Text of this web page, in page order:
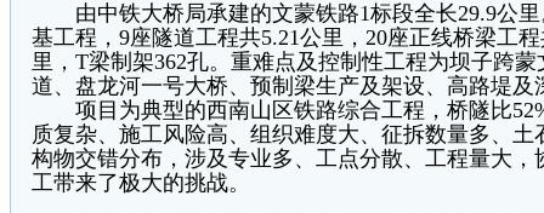
由中铁大桥局承建的文蒙铁路1标段全长29.9公里
基工程，9座隧道工程共5.21公里，20座正线桥梁工
里，T梁制架362孔。重难点及控制性工程为坝子跨
道、盘龙河一号大桥、预制梁生产及架设、高路堤
项目为典型的西南山区铁路综合工程，桥隧比
质复杂、施工风险高、组织难度大、征拆数量多、
构物交错分布，涉及专业多、工点分散、工程量大
工带来了极大的挑战。